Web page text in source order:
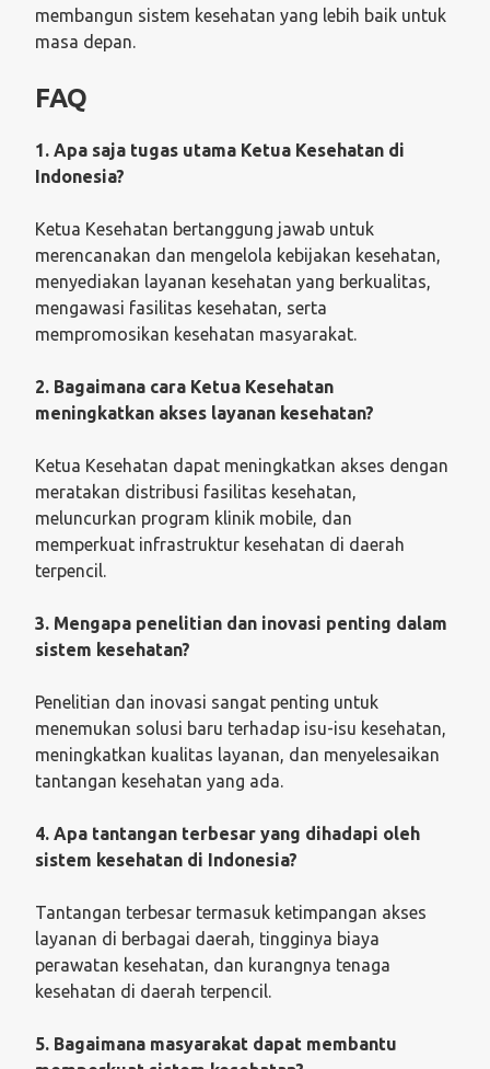
membangun sistem kesehatan yang lebih baik untuk
masa depan.
FAQ
1. Apa saja tugas utama Ketua Kesehatan di
Indonesia?
Ketua Kesehatan bertanggung jawab untuk
merencanakan dan mengelola kebijakan kesehatan,
menyediakan layanan kesehatan yang berkualitas,
mengawasi fasilitas kesehatan, serta
mempromosikan kesehatan masyarakat.
2. Bagaimana cara Ketua Kesehatan
meningkatkan akses layanan kesehatan?
Ketua Kesehatan dapat meningkatkan akses dengan
meratakan distribusi fasilitas kesehatan,
meluncurkan program klinik mobile, dan
memperkuat infrastruktur kesehatan di daerah
terpencil.
3. Mengapa penelitian dan inovasi penting dalam
sistem kesehatan?
Penelitian dan inovasi sangat penting untuk
menemukan solusi baru terhadap isu-isu kesehatan,
meningkatkan kualitas layanan, dan menyelesaikan
tantangan kesehatan yang ada.
4. Apa tantangan terbesar yang dihadapi oleh
sistem kesehatan di Indonesia?
Tantangan terbesar termasuk ketimpangan akses
layanan di berbagai daerah, tingginya biaya
perawatan kesehatan, dan kurangnya tenaga
kesehatan di daerah terpencil.
5. Bagaimana masyarakat dapat membantu